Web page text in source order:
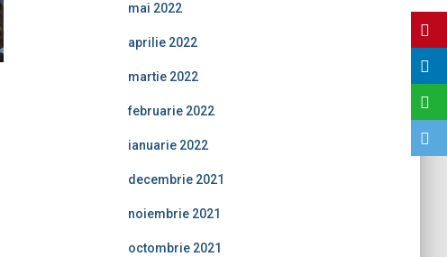
mai 2022
aprilie 2022
martie 2022
februarie 2022
ianuarie 2022
decembrie 2021
noiembrie 2021
octombrie 2021